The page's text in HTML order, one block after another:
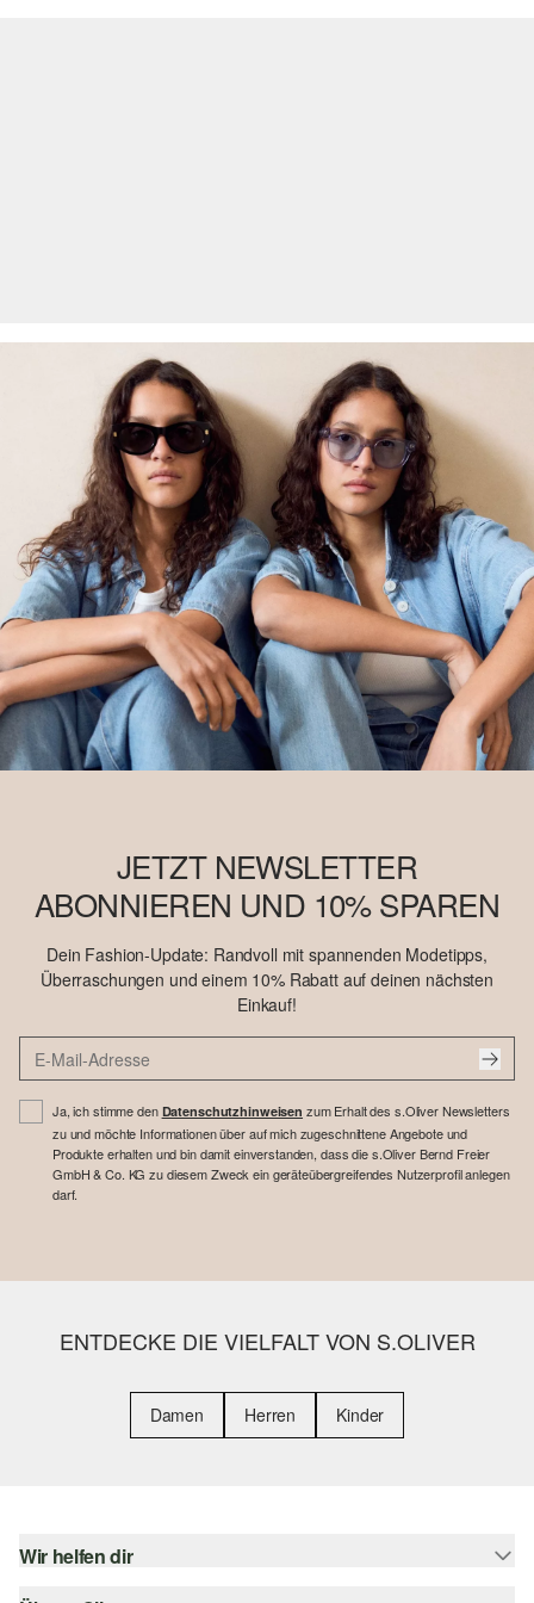
JETZT NEWSLETTER
ABONNIEREN UND 10% SPAREN
Dein Fashion-Update: Randvoll mit spannenden Modetipps,
Überraschungen und einem 10% Rabatt auf deinen nächsten
Einkauf!
Ja, ich stimme den Datenschutzhinweisen zum Erhalt des s.Oliver Newsletters
zu und möchte Informationen über auf mich zugeschnittene Angebote und
Produkte erhalten und bin damit einverstanden, dass die s.Oliver Bernd Freier
GmbH & Co. KG zu diesem Zweck ein geräteübergreifendes Nutzerprofil anlegen
darf.
ENTDECKE DIE VIELFALT VON S.OLIVER
Damen Herren Kinder
Wir helfen dir